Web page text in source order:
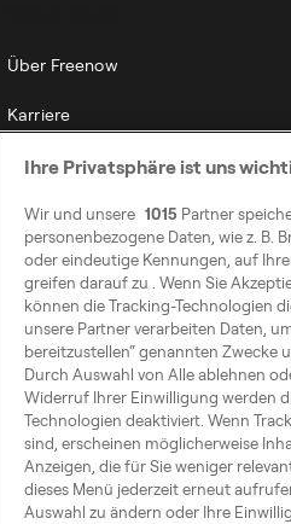
Über Freenow
Karriere
Public Affairs
Nachhaltigkeit
Barrierefreiheit
Modern Slavery Statement
Ihre Privatsphäre ist uns
Wir und unsere 1015 Partner
personenbezogene Daten, wie z. B.
oder eindeutige Kennungen, auf
greifen darauf zu . Wenn Sie
können die Tracking-Technologien
unsere Partner verarbeiten Daten,
bereitzustellen“ genannten Zwecke
Durch Auswahl von Alle ablehnen
Widerruf Ihrer Einwilligung werden
Technologien deaktiviert. Wenn
sind, erscheinen möglicherweise
Anzeigen, die für Sie weniger
dieses Menü jederzeit erneut
Auswahl zu ändern oder Ihre